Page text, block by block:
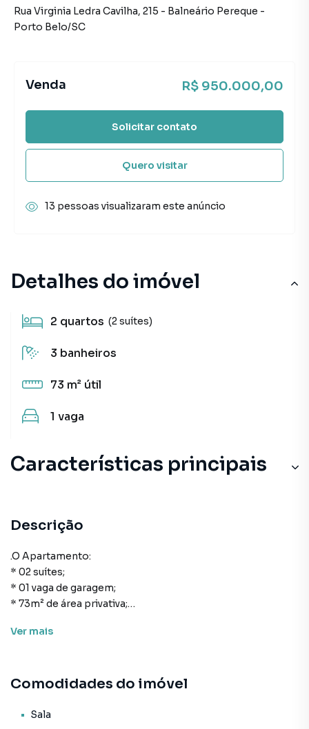
Detalhes do imóvel
2 quartos (2 suítes)
3 banheiros
73 m² útil
1 vaga
Características principais
Descrição
.O Apartamento:
* 02 suítes;
* 01 vaga de garagem;
* 73m² de área privativa;
* Área de serviço;
* Sacada com churrasqueira;
* Porcelanato;
Ver mais
Comodidades do imóvel
Sala
Rua Virginia Ledra Cavilha, 215 - Balneário Pereque -
Porto Belo/SC
Venda R$ 950.000,00
Solicitar contato
Quero visitar
13 pessoas visualizaram este anúncio